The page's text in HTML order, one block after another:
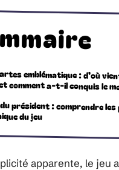
emblématique : d’où
comment a-t-il conquis le
président : comprendre
du jeu
apparente, le jeu